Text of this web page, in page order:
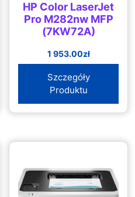
HP Color LaserJet
Pro M282nw MFP
(7KW72A)
1 953.00zł
Szczegóły
Produktu